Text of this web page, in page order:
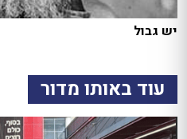
יש גבול
עוד באותו מדור